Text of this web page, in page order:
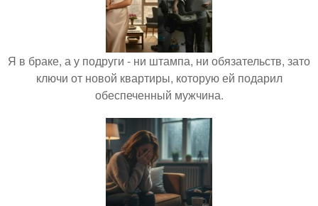
Я в браке, а у подруги - ни штампа, ни обязательств, зато
ключи от новой квартиры, которую ей подарил
обеспеченный мужчина.